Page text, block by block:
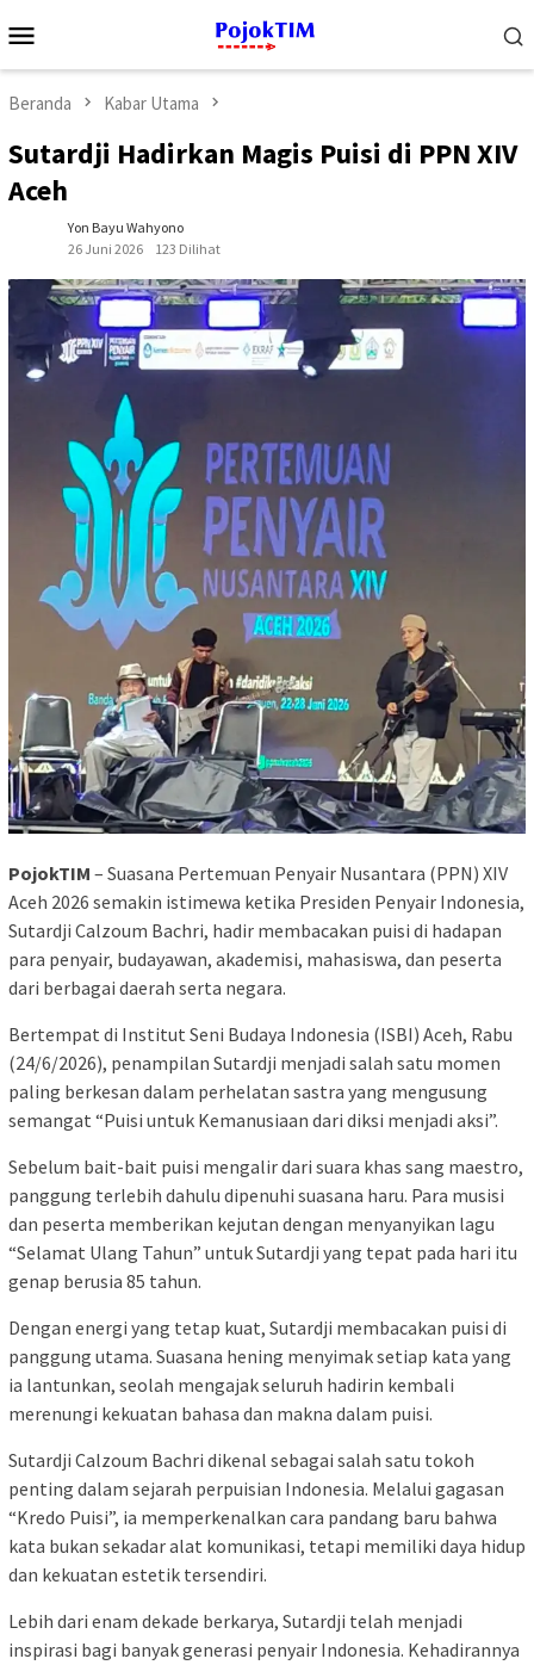
ke
Mobile
Beranda Kabar Utama
Sutardji Hadirkan Magis Puisi di PPN XIV
Aceh
Yon Bayu Wahyono
26 Juni 2026
123 Dilihat
PojokTIM – Suasana Pertemuan Penyair Nusantara (PPN) XIV
Aceh 2026 semakin istimewa ketika Presiden Penyair Indonesia,
Sutardji Calzoum Bachri, hadir membacakan puisi di hadapan
para penyair, budayawan, akademisi, mahasiswa, dan peserta
dari berbagai daerah serta negara.
Bertempat di Institut Seni Budaya Indonesia (ISBI) Aceh, Rabu
(24/6/2026), penampilan Sutardji menjadi salah satu momen
paling berkesan dalam perhelatan sastra yang mengusung
semangat “Puisi untuk Kemanusiaan dari diksi menjadi aksi”.
Sebelum bait-bait puisi mengalir dari suara khas sang maestro,
panggung terlebih dahulu dipenuhi suasana haru. Para musisi
dan peserta memberikan kejutan dengan menyanyikan lagu
“Selamat Ulang Tahun” untuk Sutardji yang tepat pada hari itu
genap berusia 85 tahun.
Dengan energi yang tetap kuat, Sutardji membacakan puisi di
panggung utama. Suasana hening menyimak setiap kata yang
ia lantunkan, seolah mengajak seluruh hadirin kembali
merenungi kekuatan bahasa dan makna dalam puisi.
Sutardji Calzoum Bachri dikenal sebagai salah satu tokoh
penting dalam sejarah perpuisian Indonesia. Melalui gagasan
“Kredo Puisi”, ia memperkenalkan cara pandang baru bahwa
kata bukan sekadar alat komunikasi, tetapi memiliki daya hidup
dan kekuatan estetik tersendiri.
Lebih dari enam dekade berkarya, Sutardji telah menjadi
inspirasi bagi banyak generasi penyair Indonesia. Kehadirannya